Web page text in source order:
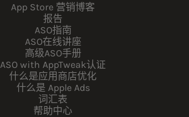
App Store 营销博客
报告
ASO指南
ASO在线讲座
高级ASO手册
ASO with AppTweak认证
什么是应用商店优化
什么是 Apple Ads
词汇表
帮助中心